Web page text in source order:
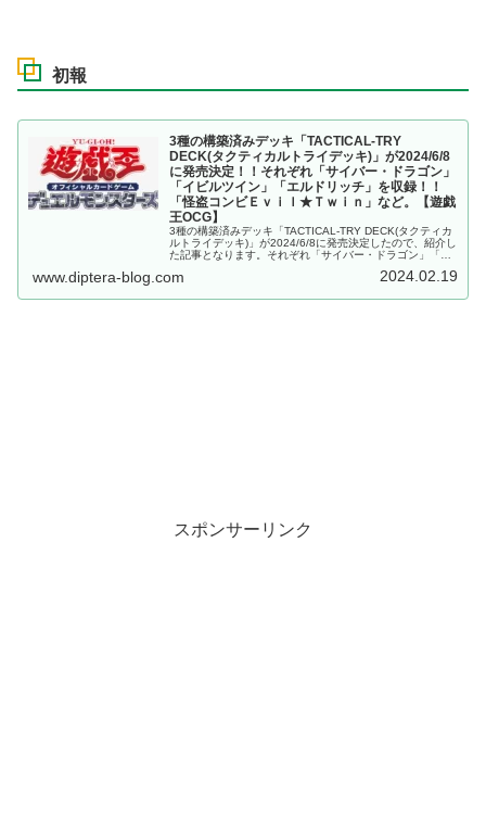
初報
3種の構築済みデッキ「TACTICAL-TRY
DECK(タクティカルトライデッキ)」が2024/6/8
に発売決定！！それぞれ「サイバー・ドラゴン」
「イビルツイン」「エルドリッチ」を収録！！
「怪盗コンビＥｖｉｌ★Ｔｗｉｎ」など。【遊戯
王OCG】
3種の構築済みデッキ「TACTICAL-TRY DECK(タクティカ
ルトライデッキ)」が2024/6/8に発売決定したので、紹介し
た記事となります。それぞれ「サイバー・ドラゴン」「イ
www.diptera-blog.com 2024.02.19
スポンサーリンク